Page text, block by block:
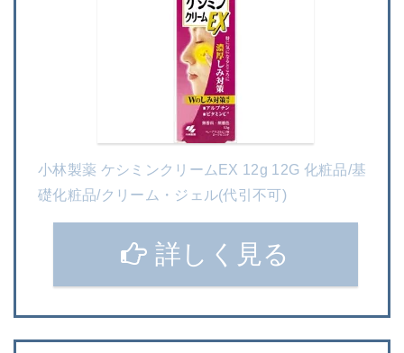
小林製薬 ケシミンクリームEX 12g 12G 化粧品/基
礎化粧品/クリーム・ジェル(代引不可)
詳しく見る